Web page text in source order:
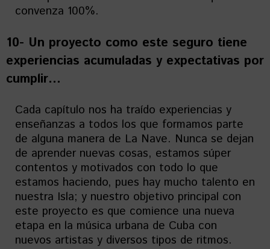
convenza 100%.
10- Un proyecto como este seguro tiene
experiencias acumuladas y expectativas por
cumplir…
Cada capítulo nos ha traído experiencias y
enseñanzas a todos los que formamos parte
de alguna manera de La Nave. Nunca se dejan
de aprender nuevas cosas, estamos súper
contentos y motivados con todo lo que
estamos haciendo, pues hay mucho talento en
nuestra Isla; y nuestro objetivo principal con
este proyecto es que comience una nueva
etapa en la música urbana de Cuba con
nuevos artistas y diversos tipos de ritmos.